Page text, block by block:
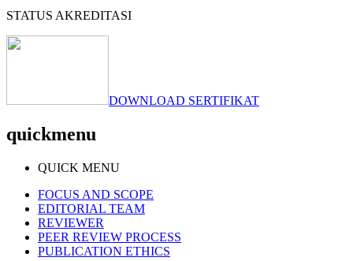
STATUS AKREDITASI
DOWNLOAD SERTIFIKAT
quickmenu
QUICK MENU
FOCUS AND SCOPE
EDITORIAL TEAM
REVIEWER
PEER REVIEW PROCESS
PUBLICATION ETHICS